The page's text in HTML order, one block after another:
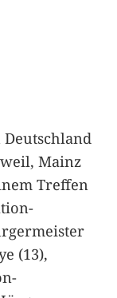
Mainz
Treffen
(13),